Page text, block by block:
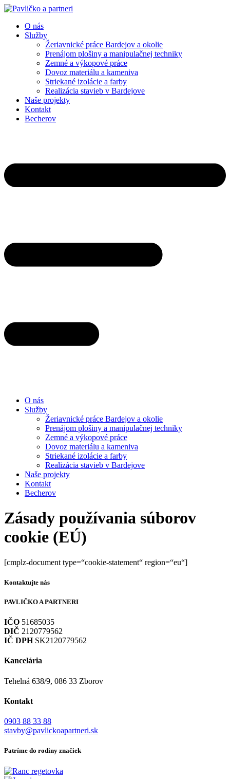
Preskočiť
obsah
O nás
Služby
Žeriavnické práce Bardejov a okolie
Prenájom plošiny a manipulačnej techniky
Zemné a výkopové práce
Dovoz materiálu a kameniva
Striekané izolácie a farby
Realizácia stavieb v Bardejove
Naše projekty
Kontakt
Becherov
O nás
Služby
Žeriavnické práce Bardejov a okolie
Prenájom plošiny a manipulačnej techniky
Zemné a výkopové práce
Dovoz materiálu a kameniva
Striekané izolácie a farby
Realizácia stavieb v Bardejove
Naše projekty
Kontakt
Becherov
Zásady používania súborov
cookie (EÚ)
[cmplz-document type=“cookie-statement“ region=“eu“]
Kontaktujte nás
PAVLIČKO A PARTNERI
IČO 51685035
DIČ 2120779562
IČ DPHSK2120779562
Kancelária
Tehelná 638/9, 086 33 Zborov
Kontakt
0903 88 33 88
stavby@pavlickoapartneri.sk
Patríme do rodiny značiek